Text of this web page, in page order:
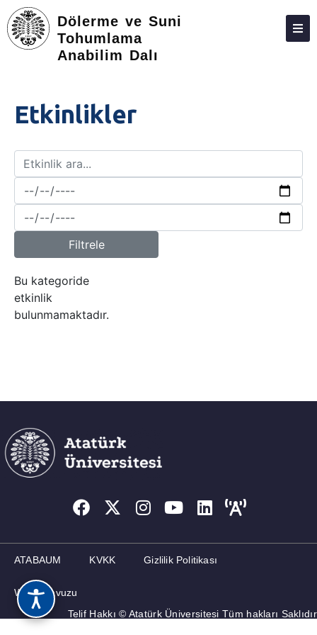
Dölerme ve Suni
Tohumlama
Anabilim Dalı
HAKKIMIZDA
LISANSÜSTÜ
TOPLUMA KATKI
ADAY ÖĞRENCILER
İLETIŞIM
Etkinlikler
Filtrele
Bu kategoride
etkinlik
bulunmamaktadır.
ATABAUM KVKK Gizlilik Politikası
Web Kılavuzu
Telif Hakkı © Atatürk Üniversitesi Tüm hakları Saklıdır